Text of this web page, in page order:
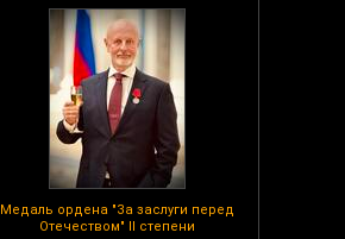
Медаль ордена "За заслуги перед
Отечеством" II степени